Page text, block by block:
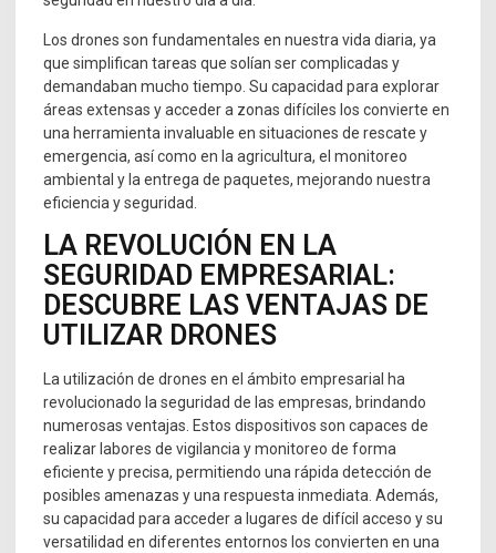
Los drones son fundamentales en nuestra vida diaria, ya
que simplifican tareas que solían ser complicadas y
demandaban mucho tiempo. Su capacidad para explorar
áreas extensas y acceder a zonas difíciles los convierte en
una herramienta invaluable en situaciones de rescate y
emergencia, así como en la agricultura, el monitoreo
ambiental y la entrega de paquetes, mejorando nuestra
eficiencia y seguridad.
LA REVOLUCIÓN EN LA
SEGURIDAD EMPRESARIAL:
DESCUBRE LAS VENTAJAS DE
UTILIZAR DRONES
La utilización de drones en el ámbito empresarial ha
revolucionado la seguridad de las empresas, brindando
numerosas ventajas. Estos dispositivos son capaces de
realizar labores de vigilancia y monitoreo de forma
eficiente y precisa, permitiendo una rápida detección de
posibles amenazas y una respuesta inmediata. Además,
su capacidad para acceder a lugares de difícil acceso y su
versatilidad en diferentes entornos los convierten en una